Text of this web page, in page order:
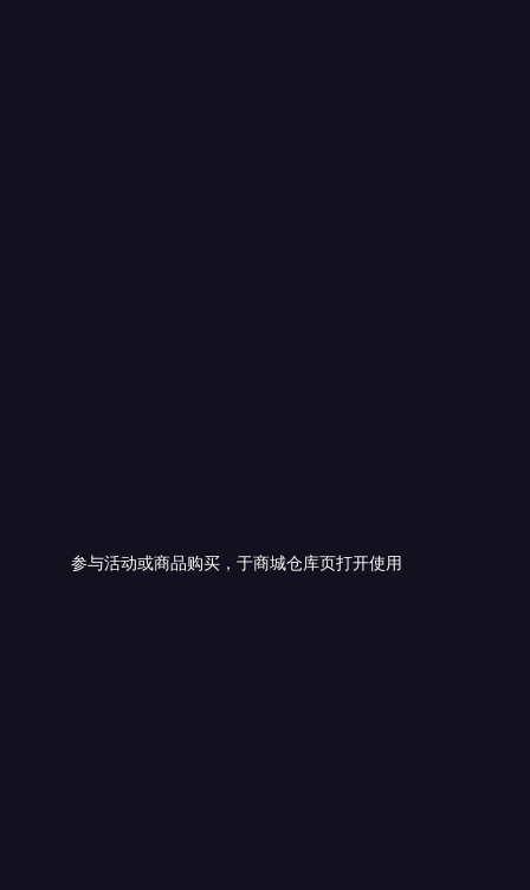
参与活动或商品购买，于商城仓库页打开使用